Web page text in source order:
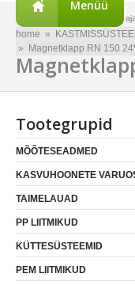
Tellimuste
Menüü
home »
»
Magnetklapp RN 150
Tootegrupid
MÕÕTESEADMED
KASVUHOONETE
TAIMELAUAD
PP LIITMIKUD
KÜTTESÜSTEEMID
PEM LIITMIKUD